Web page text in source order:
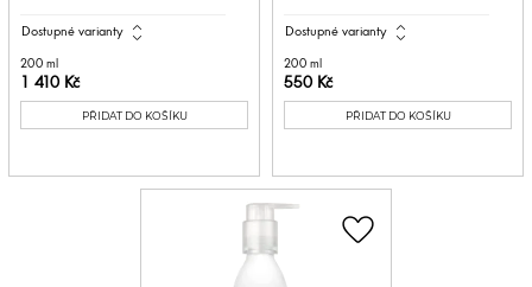
Dostupné varianty expand_all
200 ml
1 410 Kč
PŘIDAT DO KOŠÍKU
Dostupné varianty expand_all
200 ml
550 Kč
PŘIDAT DO KOŠÍKU
favorite_border